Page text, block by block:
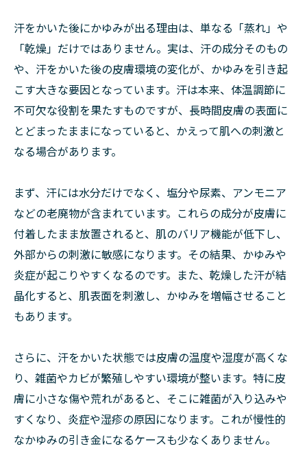
汗をかいた後にかゆみが出る理由は、単なる「蒸れ」や
「乾燥」だけではありません。実は、汗の成分そのもの
や、汗をかいた後の皮膚環境の変化が、かゆみを引き起
こす大きな要因となっています。汗は本来、体温調節に
不可欠な役割を果たすものですが、長時間皮膚の表面に
とどまったままになっていると、かえって肌への刺激と
なる場合があります。
まず、汗には水分だけでなく、塩分や尿素、アンモニア
などの老廃物が含まれています。これらの成分が皮膚に
付着したまま放置されると、肌のバリア機能が低下し、
外部からの刺激に敏感になります。その結果、かゆみや
炎症が起こりやすくなるのです。また、乾燥した汗が結
晶化すると、肌表面を刺激し、かゆみを増幅させること
もあります。
さらに、汗をかいた状態では皮膚の温度や湿度が高くな
り、雑菌やカビが繁殖しやすい環境が整います。特に皮
膚に小さな傷や荒れがあると、そこに雑菌が入り込みや
すくなり、炎症や湿疹の原因になります。これが慢性的
なかゆみの引き金になるケースも少なくありません。